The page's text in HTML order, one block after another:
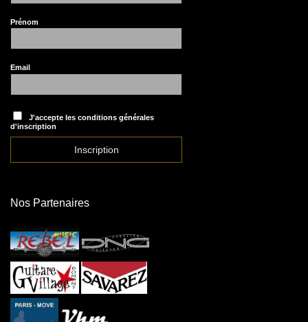
Prénom
Email
J'accepte les conditions générales
d'inscription
Nos Partenaires